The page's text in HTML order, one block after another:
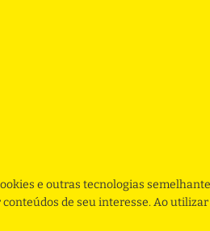
e outras tecnologias
de seu interesse. Ao